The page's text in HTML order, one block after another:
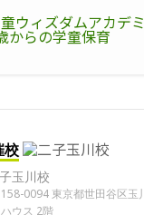
校
玉川校
0094 東京都世田谷区玉
ウス 2階